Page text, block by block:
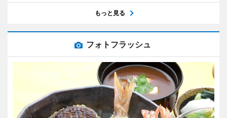
もっと見る
フォトフラッシュ